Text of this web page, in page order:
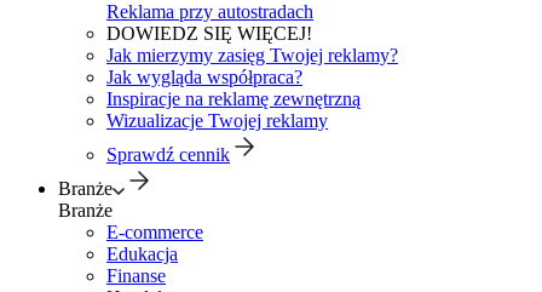
Reklama przy autostradach
DOWIEDZ SIĘ WIĘCEJ!
Jak mierzymy zasięg Twojej reklamy?
Jak wygląda współpraca?
Inspiracje na reklamę zewnętrzną
Wizualizacje Twojej reklamy
Sprawdź cennik
Branże
Branże
E-commerce
Edukacja
Finanse